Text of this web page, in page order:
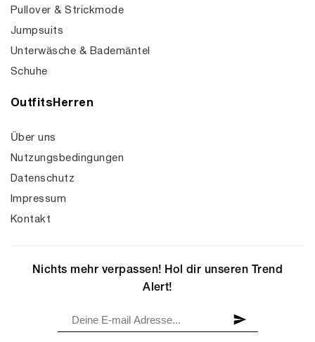
Pullover & Strickmode
Jumpsuits
Unterwäsche & Bademäntel
Schuhe
OutfitsHerren
Über uns
Nutzungsbedingungen
Datenschutz
Impressum
Kontakt
Nichts mehr verpassen! Hol dir unseren Trend
Alert!